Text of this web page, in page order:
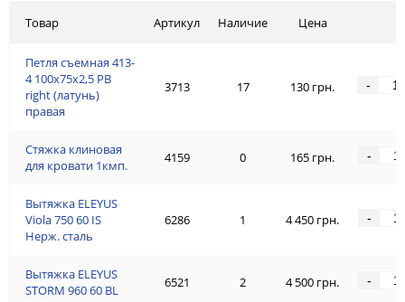
Товар
Петля съемная 413-
4 100x75x2,5 PB
right (латунь)
правая
Стяжка клиновая
для кровати 1кмп.
Вытяжка ELEYUS
Viola 750 60 IS
Нерж. сталь
Вытяжка ELEYUS
STORM 960 60 BL
Артикул Наличие Цена
3713 17 130 грн. -
4159 0 165 грн. -
6286 1 4 450 грн. -
6521 2 4 500 грн. -